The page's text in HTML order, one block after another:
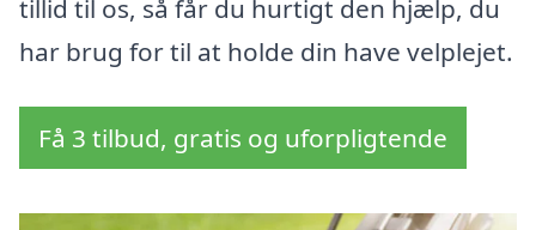
tillid til os, så får du hurtigt den hjælp, du
har brug for til at holde din have velplejet.
Få 3 tilbud, gratis og uforpligtende